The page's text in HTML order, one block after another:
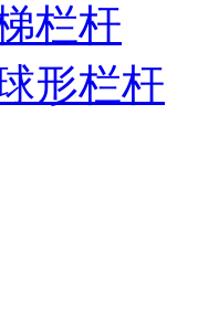
栏杆
形栏杆